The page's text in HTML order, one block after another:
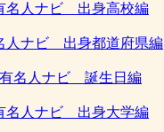
名人ナビ 出身高校編
人ナビ 出身都道府県編
有名人ナビ 誕生日編
名人ナビ 出身大学編